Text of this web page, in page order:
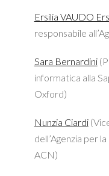
Ersilia VAUDO
responsabile
Sara Bernardini
informatica alla
Oxford)
Nunzia Ciardi
dell’Agenzia per
ACN)